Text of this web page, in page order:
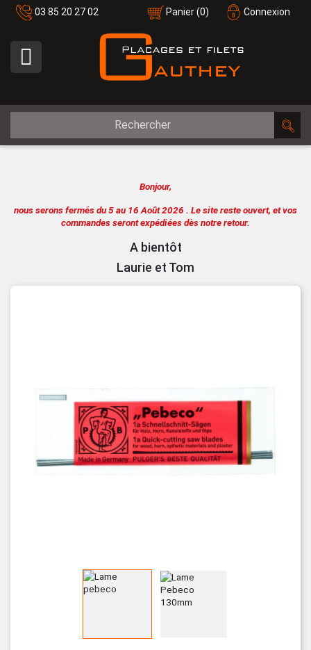
03 85 20 27 02 Connexion
Panier(0)

Bonjour,
nous serons fermés du 5 au 16 Août 2026 . Le site reste ouvert, et vos
commandes seront expédiées dès notre retour.
A bientôt
Laurie et Tom